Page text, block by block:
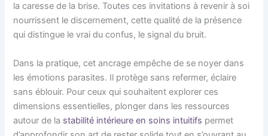
la caresse de la brise. Toutes ces invitations à revenir à soi
nourrissent le discernement, cette qualité de la présence
qui distingue le vrai du confus, le signal du bruit.
Dans la pratique, cet ancrage empêche de se noyer dans
les émotions parasites. Il protège sans refermer, éclaire
sans éblouir. Pour ceux qui souhaitent explorer ces
dimensions essentielles, plonger dans les ressources
autour de la stabilité intérieure en soins intuitifs permet